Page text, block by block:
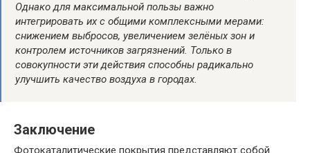
Однако для максимальной пользы важно
интегрировать их с общими комплексными мерами:
снижением выбросов, увеличением зелёных зон и
контролем источников загрязнений. Только в
совокупности эти действия способны радикально
улучшить качество воздуха в городах.
Заключение